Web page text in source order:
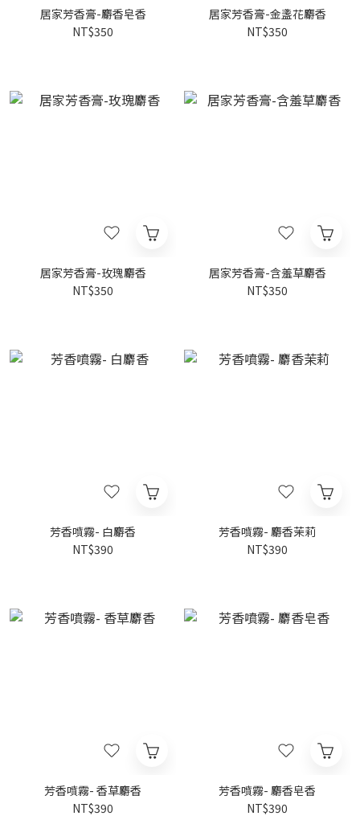
居家芳香膏-麝香皂香
NT$350
居家芳香膏-金盞花麝香
NT$350
居家芳香膏-玫瑰麝香
NT$350
居家芳香膏-含羞草麝香
NT$350
芳香噴霧- 白麝香
NT$390
芳香噴霧- 麝香茉莉
NT$390
芳香噴霧- 香草麝香
NT$390
芳香噴霧- 麝香皂香
NT$390